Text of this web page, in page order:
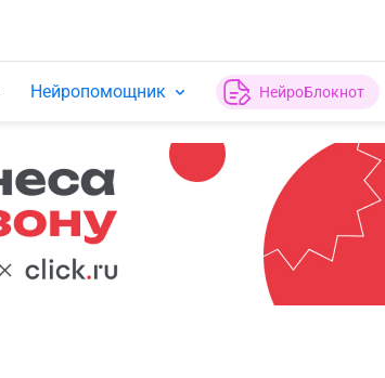
Нейропомощник НейроБлокнот